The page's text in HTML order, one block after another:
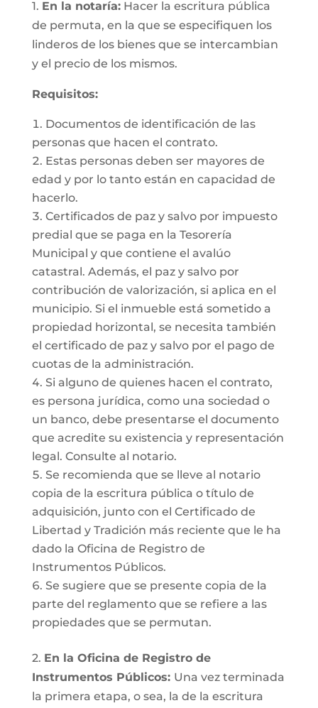
1. En la notaría:Hacer la escritura pública
de permuta, en la que se especifiquen los
linderos de los bienes que se intercambian
y el precio de los mismos.
Requisitos:
Documentos de identificación de las
personas que hacen el contrato.
Estas personas deben ser mayores de
edad y por lo tanto están en capacidad de
hacerlo.
Certificados de paz y salvo por impuesto
predial que se paga en la Tesorería
Municipal y que contiene el avalúo
catastral. Además, el paz y salvo por
contribución de valorización, si aplica en el
municipio. Si el inmueble está sometido a
propiedad horizontal, se necesita también
el certificado de paz y salvo por el pago de
cuotas de la administración.
Si alguno de quienes hacen el contrato,
es persona jurídica, como una sociedad o
un banco, debe presentarse el documento
que acredite su existencia y representación
legal. Consulte al notario.
Se recomienda que se lleve al notario
copia de la escritura pública o título de
adquisición, junto con el Certificado de
Libertad y Tradición más reciente que le ha
dado la Oficina de Registro de
Instrumentos Públicos.
Se sugiere que se presente copia de la
parte del reglamento que se refiere a las
propiedades que se permutan.
2. En la Oficina de Registro de
Instrumentos Públicos: Una vez terminada
la primera etapa, o sea, la de la escritura